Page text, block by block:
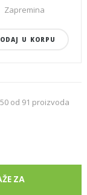
U KORPU
od 91 proizvoda
ZA